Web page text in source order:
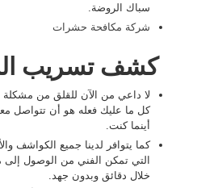
سباك الروضة.
شركة مكافحة حشرات
كشف تسريب
لا داعي من الآن للقلق من مشكلة
كل ما عليك فعله هو أن تتواصل
أينما كنت.
كما يتوافر لدينا جميع الكواشف
التي تمكن الفني من الوصول
خلال دقائق وبدون جهد.